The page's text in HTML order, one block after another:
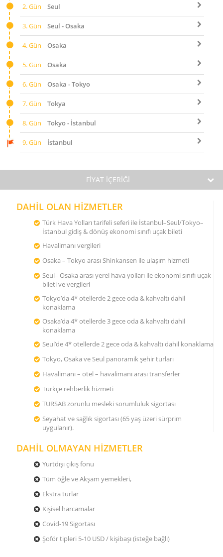
2. Gün Seul
3. Gün Seul - Osaka
4. Gün Osaka
5. Gün Osaka
6. Gün Osaka - Tokyo
7. Gün Tokya
8. Gün Tokyo - İstanbul
9. Gün İstanbul
FİYAT İÇERİĞİ
DAHİL OLAN HİZMETLER
Türk Hava Yolları tarifeli seferi ile İstanbul–Seul/Tokyo–
İstanbul gidiş & dönüş ekonomi sınıfı uçak bileti
Havalimanı vergileri
Osaka – Tokyo arası Shinkansen ile ulaşım hizmeti
Seul– Osaka arası yerel hava yolları ile ekonomi sınıfı uçak
bileti ve vergileri
Tokyo’da 4* otellerde 2 gece oda & kahvaltı dahil
konaklama
Osaka’da 4* otellerde 3 gece oda & kahvaltı dahil
konaklama
Seul’de 4* otellerde 2 gece oda & kahvaltı dahil konaklama
Tokyo, Osaka ve Seul panoramik şehir turları
Havalimanı – otel – havalimanı arası transferler
Türkçe rehberlik hizmeti
TURSAB zorunlu mesleki sorumluluk sigortası
Seyahat ve sağlık sigortası (65 yaş üzeri sürprim
uygulanır).
DAHİL OLMAYAN HİZMETLER
Yurtdışı çıkış fonu
Tüm öğle ve Akşam yemekleri,
Ekstra turlar
Kişisel harcamalar
Covid-19 Sigortası
Şoför tipleri 5-10 USD / kişibaşı (isteğe bağlı)